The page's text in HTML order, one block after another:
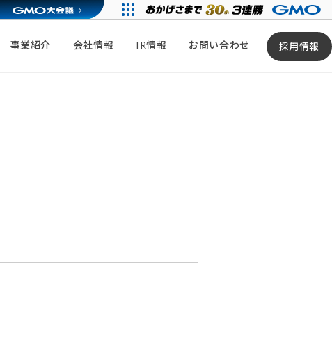
事業紹介 会社情報 IR情報 お問い合わせ 採用情報